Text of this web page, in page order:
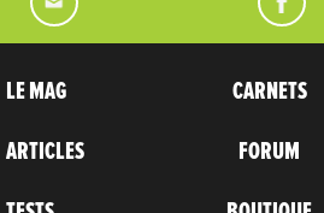
LE MAG
ARTICLES
CARNETS
FORUM